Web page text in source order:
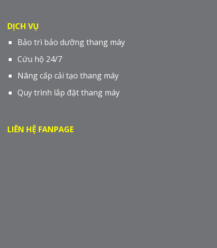
DỊCH VỤ
Bảo trì bảo dưỡng thang máy
Cứu hộ 24/7
Nâng cấp cải tạo thang máy
Quy trình lắp đặt thang máy
LIÊN HỆ FANPAGE